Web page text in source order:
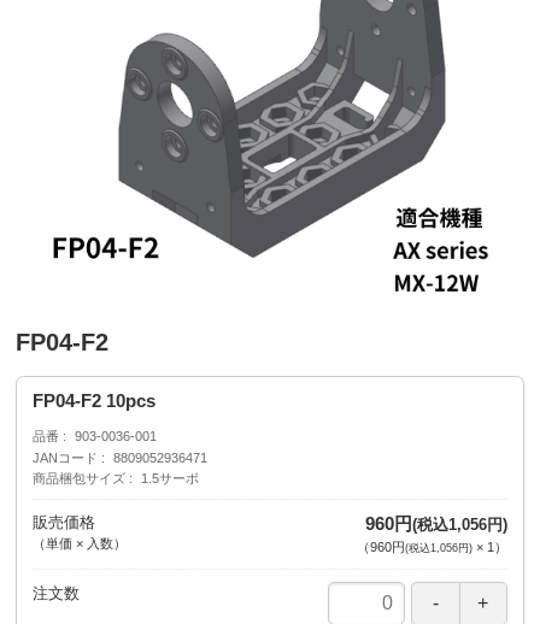
FP04-F2
FP04-F2 10pcs
品番
903-0036-001
JANコード
8809052936471
商品梱包サイズ
1.5サーボ
販売価格
（単価 × 入数）
960円(税込1,056円)
（960円(税込1,056円)× 1）
注文数